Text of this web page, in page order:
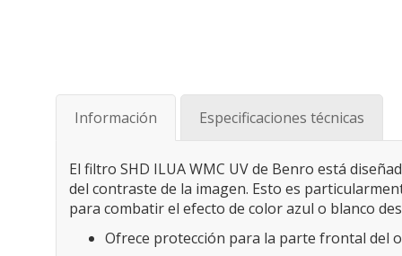
de
imágenes
Información Especificaciones técnicas
El filtro SHD ILUA WMC UV de Benro está
del contraste de la imagen. Esto es
para combatir el efecto de color azul o blanco
Ofrece protección para la parte frontal del